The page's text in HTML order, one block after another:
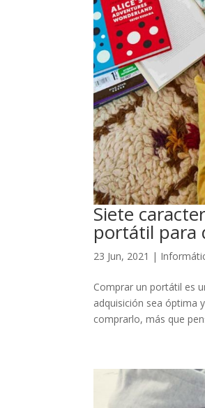
Siete
portátil para
23 Jun, 2021 |
Comprar un portátil es
adquisición sea óptima
comprarlo, más que